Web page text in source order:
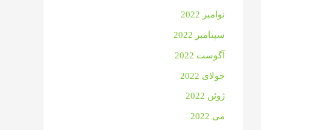
نوامبر 2022
سپتامبر 2022
آگوست 2022
جولای 2022
ژوئن 2022
می 2022